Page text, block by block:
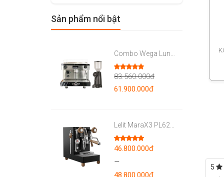
Sản phẩm nổi bật
Được xếp
5 sao
83.560.000đ
Original
83.560.000đ.
61.900.000đ
is:
61.900.000đ.
Được xếp
5 sao
46.800.000đ
–
48.800.000đ
5